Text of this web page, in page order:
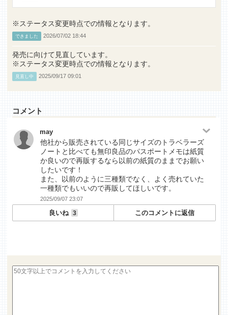
※ステータス変更時点での情報となります。
できました 2026/07/02 18:44
発売に向けて見直しています。
※ステータス変更時点での情報となります。
見直し中 2025/09/17 09:01
コメント
may
他社から販売されている同じサイズのトラベラーズ
ノートと比べても無印良品のパスポートメモは紙質
か良いので再販するなら以前の紙質のままでお願い
したいです！
また、以前のように三種類でなく、よく売れていた
一種類でもいいので再販してほしいです。
2025/09/07 23:07
良いね 3 このコメントに返信